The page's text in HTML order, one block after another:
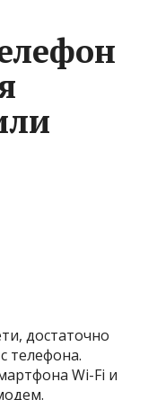
достаточно
телефона.
Wi-Fi и